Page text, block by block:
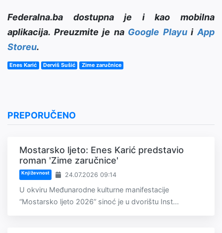
Federalna.ba dostupna je i kao mobilna
aplikacija. Preuzmite je na Google PlayuiApp
Storeu.
Enes Karić Derviš Sušić Zime zaručnice
PREPORUČENO
Mostarsko ljeto: Enes Karić predstavio
roman 'Zime zaručnice'
Književnost 24.07.2026 09:14
U okviru Međunarodne kulturne manifestacije
“Mostarsko ljeto 2026” sinoć je u dvorištu Inst...